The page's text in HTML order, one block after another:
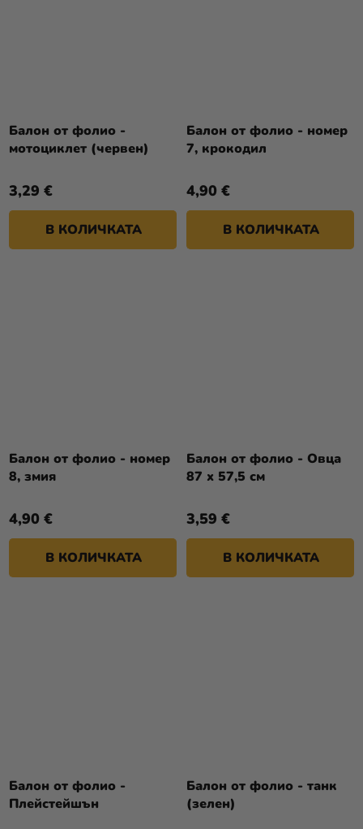
Балон от фолио -
мотоциклет (червен)
3,29 €
В КОЛИЧКАТА
Балон от фолио - номер
7, крокодил
4,90 €
В КОЛИЧКАТА
Балон от фолио - номер
8, змия
4,90 €
В КОЛИЧКАТА
Балон от фолио - Овца
87 x 57,5 см
3,59 €
В КОЛИЧКАТА
Балон от фолио -
Плейстейшън
Балон от фолио - танк
(зелен)